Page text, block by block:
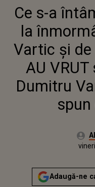
Ce s-a
la
Vartic și de
AU
Dumitru
spun
Adaugă-ne